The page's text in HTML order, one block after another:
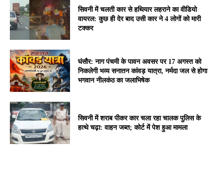
सिवनी में चलती कार से हथियार लहराने का वीडियो
वायरल: कुछ ही देर बाद उसी कार ने 4 लोगों को मारी
टक्कर
घंसौर: नाग पंचमी के पावन अवसर पर 17 अगस्त को
निकलेगी भव्य सनातन कांवड़ यात्रा, नर्मदा जल से होगा
भगवान नीलकंठ का जलाभिषेक
सिवनी में शराब पीकर कार चला रहा चालक पुलिस के
हत्थे चढ़ा: वाहन जब्त; कोर्ट में पेश हुआ मामला